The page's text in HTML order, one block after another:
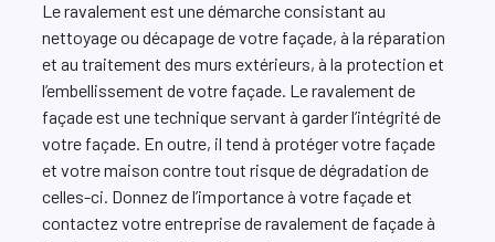
Le ravalement est une démarche consistant au
nettoyage ou décapage de votre façade, à la réparation
et au traitement des murs extérieurs, à la protection et
l’embellissement de votre façade. Le ravalement de
façade est une technique servant à garder l’intégrité de
votre façade. En outre, il tend à protéger votre façade
et votre maison contre tout risque de dégradation de
celles-ci. Donnez de l’importance à votre façade et
contactez votre entreprise de ravalement de façade à